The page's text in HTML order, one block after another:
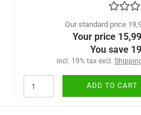
Our standard price
Your price
You save
incl. 19% tax excl.
ADD TO CART